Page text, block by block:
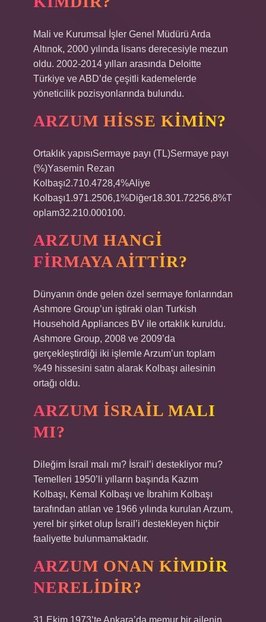
Mali ve Kurumsal İşler Genel Müdürü Arda
Altınok, 2000 yılında lisans derecesiyle mezun
oldu. 2002-2014 yılları arasında Deloitte
Türkiye ve ABD’de çeşitli kademelerde
yöneticilik pozisyonlarında bulundu.
ARZUM HISSE KIMIN?
Ortaklık yapısıSermaye payı (TL)Sermaye payı
(%)Yasemin Rezan
Kolbaşı2.710.4728,4%Aliye
Kolbaşı1.971.2506,1%Diğer18.301.72256,8%T
oplam32.210.000100.
ARZUM HANGI
FIRMAYA AITTIR?
Dünyanın önde gelen özel sermaye fonlarından
Ashmore Group’un iştiraki olan Turkish
Household Appliances BV ile ortaklık kuruldu.
Ashmore Group, 2008 ve 2009’da
gerçekleştirdiği iki işlemle Arzum’un toplam
%49 hissesini satın alarak Kolbaşı ailesinin
ortağı oldu.
ARZUM İSRAIL MALI
MI?
Dileğim İsrail malı mı? İsrail’i destekliyor mu?
Temelleri 1950’li yılların başında Kazım
Kolbaşı, Kemal Kolbaşı ve İbrahim Kolbaşı
tarafından atılan ve 1966 yılında kurulan Arzum,
yerel bir şirket olup İsrail’i destekleyen hiçbir
faaliyette bulunmamaktadır.
ARZUM ONAN KIMDIR
NERELIDIR?
31 Ekim 1973’te Ankara’da memur bir ailenin